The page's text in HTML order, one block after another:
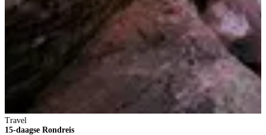
Travel
15-daagse Rondreis